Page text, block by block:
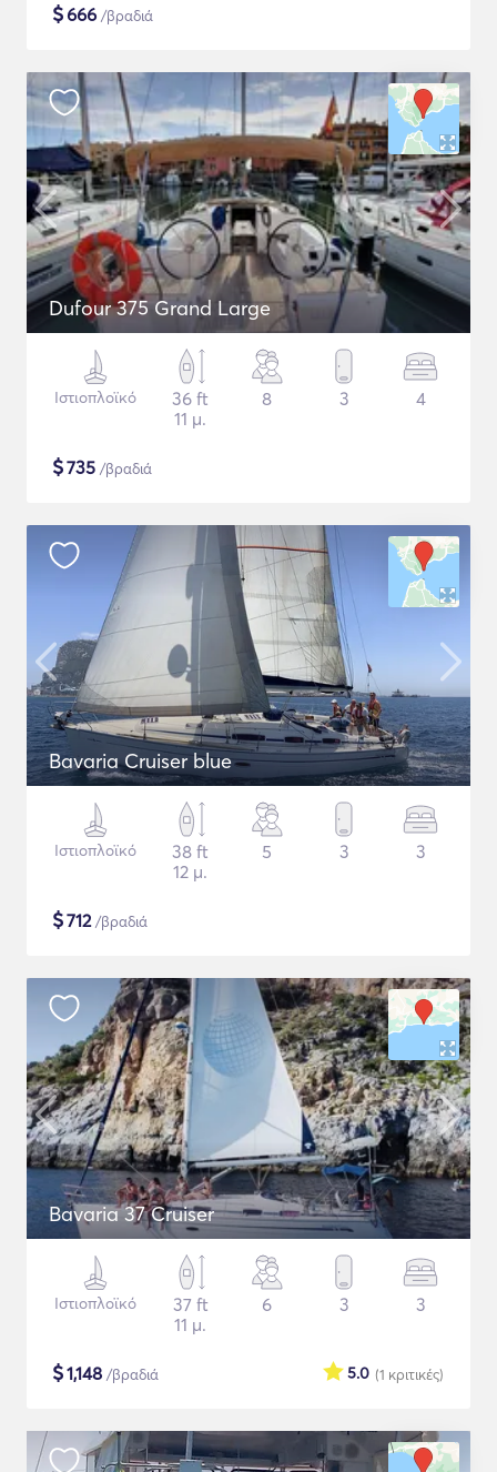
$666 /βραδιά
Dufour 375 Grand Large
Ιστιοπλοϊκό
36 ft
11 μ.
8 3 4
$735 /βραδιά
Bavaria Cruiser blue
Ιστιοπλοϊκό
38 ft
12 μ.
5 3 3
$712/βραδιά
Bavaria 37 Cruiser
Ιστιοπλοϊκό
37 ft
11 μ.
6 3 3
$1,148 /βραδιά (1 κριτικές)
5.0